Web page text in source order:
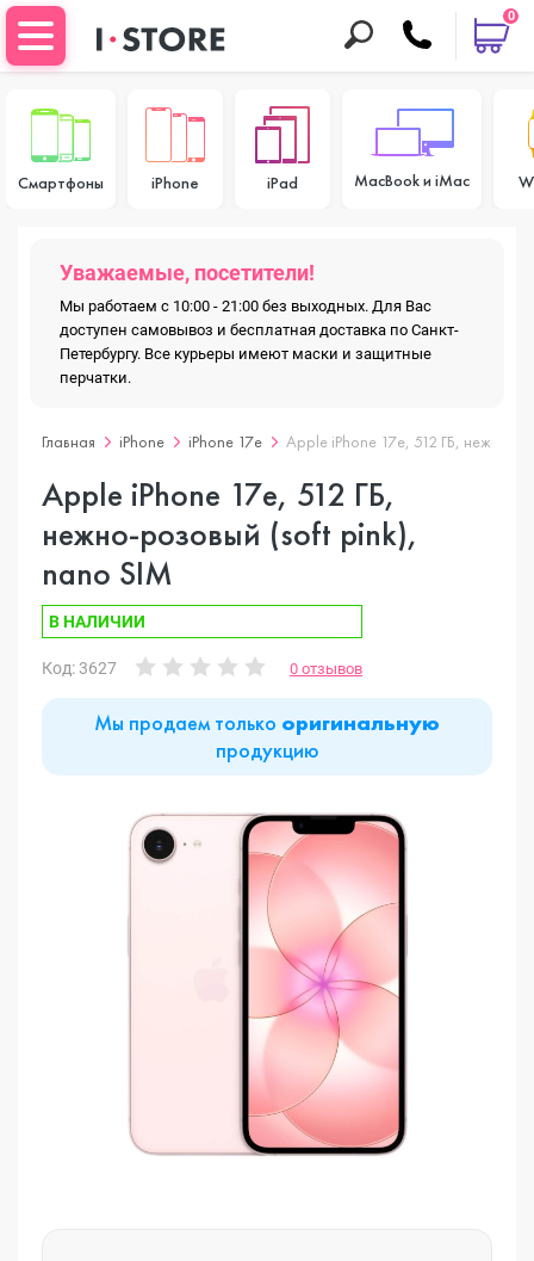
0
Смартфоны iPhone iPad MacBook и iMac
Уважаемые, посетители!
Мы работаем с 10:00 - 21:00 без выходных. Для Вас
доступен самовывоз и бесплатная доставка по Санкт-
Петербургу. Все курьеры имеют маски и защитные
перчатки.
Главная iPhone iPhone 17e Apple iPhone 17e, 512 ГБ, нежно-
Apple iPhone 17e, 512 ГБ,
нежно-розовый (soft pink),
nano SIM
В НАЛИЧИИ
Код: 3627 0 отзывов
Мы продаем только оригинальную
продукцию